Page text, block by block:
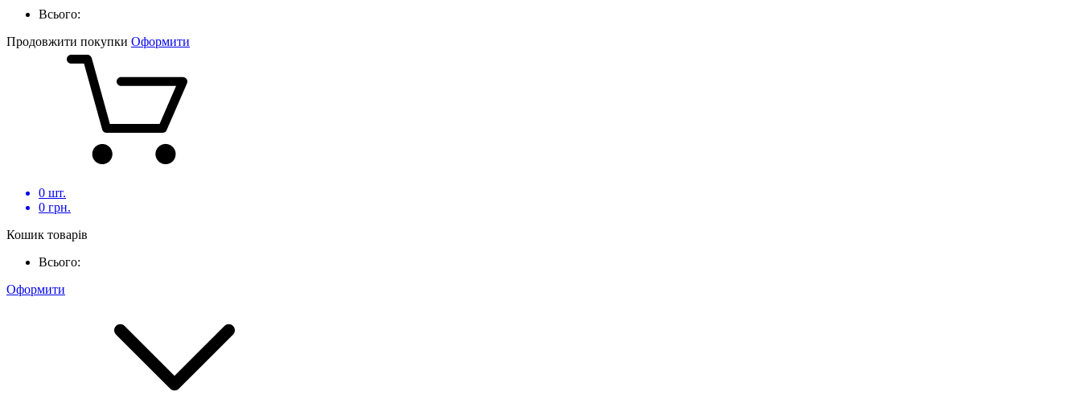
Всього:
Продовжити покупки Оформити
0 шт.
0 грн.
Кошик товарів
Всього:
Оформити